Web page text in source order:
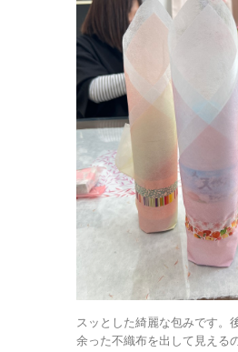
スッとした綺麗な包みです。
余った不織布を出して見える